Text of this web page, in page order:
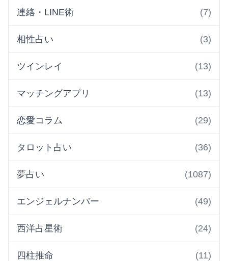
連絡・LINE術 (7)
相性占い (3)
ツインレイ (13)
マッチングアプリ (13)
恋愛コラム (29)
タロット占い (36)
夢占い (1087)
エンジェルナンバー (49)
西洋占星術 (24)
四柱推命 (11)